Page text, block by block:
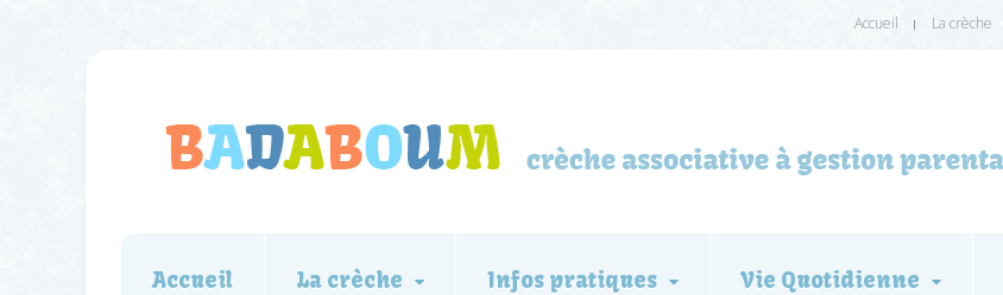
Accueil La crèche
Accueil La crèche Infos pratiques Vie Quotidienne